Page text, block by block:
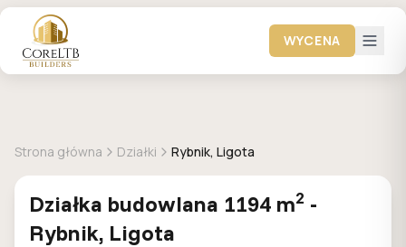
WYCENA
Strona główna Działki Rybnik, Ligota
Działka budowlana 1194 m2 -
Rybnik, Ligota